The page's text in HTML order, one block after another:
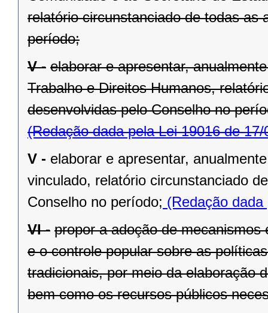
relatório circunstanciado de todas as
período;
V - elaborar e apresentar,
Trabalho e Direitos Humanos,
desenvolvidas pelo Conselho no
(Redação dada pela Lei 19016 de 17/
V - elaborar e apresentar,
vinculado, relatório circunstanciado
Conselho no período; (Redação
VI - propor a adoção de
e o controle popular sobre as
tradicionais, por meio da elaboração
bem como os recursos públicos